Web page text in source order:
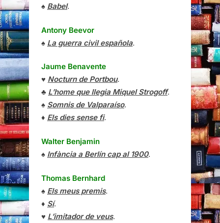
♠ Babel.
Antony Beevor
♠ La guerra civil española.
Jaume Benavente
♥ Nocturn de Portbou.
♣ L’home que llegia Miquel Strogoff.
♠ Somnis de Valparaíso.
♦ Els dies sense fi.
Walter Benjamin
♠ Infància a Berlín cap al 1900.
Thomas Bernhard
♠ Els meus premis.
♦ Sí.
♥ L’imitador de veus.